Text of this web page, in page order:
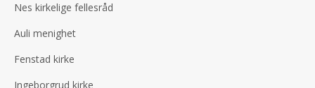
Nes kirkelige fellesråd
Auli menighet
Fenstad kirke
Ingeborgrud kirke